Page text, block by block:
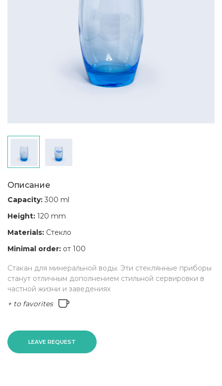
Описание
Capacity: 300 ml
Height: 120 mm
Materials: Стекло
Minimal order: от 100
Стакан для минеральной воды. Эти стеклянные приборы
станут отличным дополнением стильной сервировки в
частной жизни и заведениях
+ to favorites
LEAVE REQUEST